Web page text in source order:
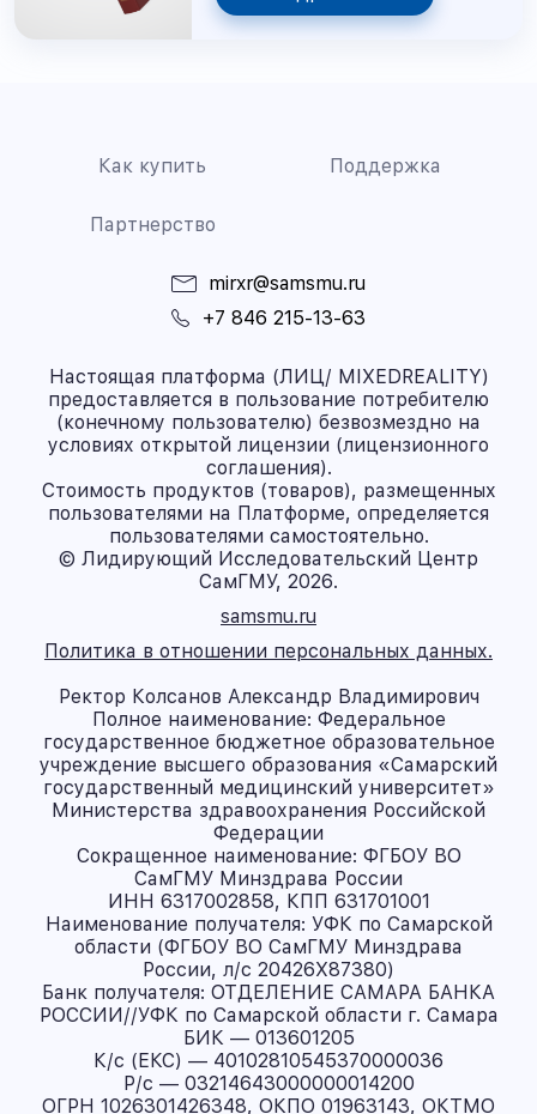
Как купить Поддержка
Партнерство
mirxr@samsmu.ru
+7 846 215-13-63
Настоящая платформа (ЛИЦ/ MIXEDREALITY)
предоставляется в пользование потребителю
(конечному пользователю) безвозмездно на
условиях открытой лицензии (лицензионного
соглашения).
Стоимость продуктов (товаров), размещенных
пользователями на Платформе, определяется
пользователями самостоятельно.
© Лидирующий Исследовательский Центр
СамГМУ, 2026.
samsmu.ru
Политика в отношении персональных данных.
Ректор Колсанов Александр Владимирович
Полное наименование: Федеральное
государственное бюджетное образовательное
учреждение высшего образования «Самарский
государственный медицинский университет»
Министерства здравоохранения Российской
Федерации
Сокращенное наименование: ФГБОУ ВО
СамГМУ Минздрава России
ИНН 6317002858, КПП 631701001
Наименование получателя: УФК по Самарской
области (ФГБОУ ВО СамГМУ Минздрава
России, л/с 20426X87380)
Банк получателя: ОТДЕЛЕНИЕ САМАРА БАНКА
РОССИИ//УФК по Самарской области г. Самара
БИК — 013601205
К/с (ЕКС) — 40102810545370000036
Р/с — 03214643000000014200
ОГРН 1026301426348, ОКПО 01963143, ОКТМО